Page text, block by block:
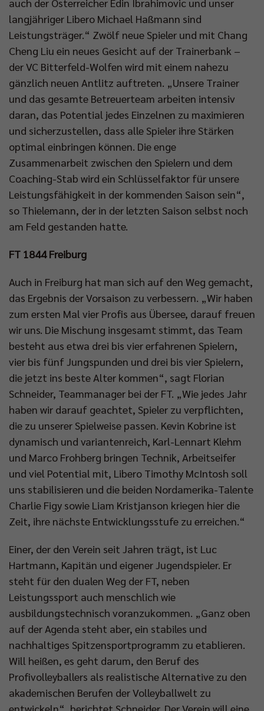
auch der Österreicher Edin Ibrahimovic und unser
langjähriger Libero Michael Haßmann sind
Leistungsträger.“ Zwölf neue Spieler und mit Chang
Cheng Liu ein neues Gesicht auf der Trainerbank –
der VC Bitterfeld-Wolfen wird mit einem nahezu
gänzlich neuen Antlitz auftreten. „Unsere Trainer
und das gesamte Betreuerteam arbeiten intensiv
daran, das Potential jedes Einzelnen zu maximieren
und sicherzustellen, dass alle Spieler ihre Stärken
optimal einbringen können. Die enge
Zusammenarbeit zwischen den Spielern und dem
Coaching-Stab wird ein Schlüsselfaktor für unsere
Leistungsfähigkeit in der kommenden Saison sein“,
so Thielemann, der in der letzten Saison selbst noch
am Feld gestanden hatte.
FT 1844 Freiburg
Auch in Freiburg hat man sich auf den Weg gemacht,
das Ergebnis der Vorsaison zu verbessern. „Wir haben
zum ersten Mal vier Profis aus Übersee, darauf freuen
wir uns. Die Mischung insgesamt stimmt, das Team
besteht aus etwa drei bis vier erfahrenen Spielern,
vier bis fünf Jungspunden und drei bis vier Spielern,
die jetzt ins beste Alter kommen“, sagt Florian
Schneider, Teammanager bei der FT. „Wie jedes Jahr
haben wir darauf geachtet, Spieler zu verpflichten,
die zu unserer Spielweise passen. Kevin Kobrine ist
dynamisch und variantenreich, Karl-Lennart Klehm
und Marco Frohberg bringen Technik, Arbeitseifer
und viel Potential mit, Libero Timothy McIntosh soll
uns stabilisieren und die beiden Nordamerika-Talente
Charlie Figy sowie Liam Kristjanson kriegen hier die
Zeit, ihre nächste Entwicklungsstufe zu erreichen.“
Einer, der den Verein seit Jahren trägt, ist Luc
Hartmann, Kapitän und eigener Jugendspieler. Er
steht für den dualen Weg der FT, neben
Leistungssport auch menschlich wie
ausbildungstechnisch voranzukommen. „Ganz oben
auf der Agenda steht aber, ein stabiles und
nachhaltiges Spitzensportprogramm zu etablieren.
Will heißen, es geht darum, den Beruf des
Profivolleyballers als realistische Alternative zu den
akademischen Berufen der Volleyballwelt zu